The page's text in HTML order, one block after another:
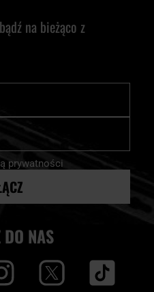
na bieżąco z
prywatności
NAS